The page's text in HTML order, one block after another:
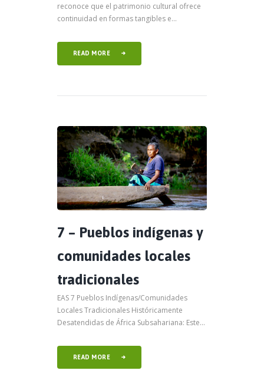
reconoce que el patrimonio cultural ofrece
continuidad en formas tangibles e...
READ MORE
7 – Pueblos indígenas y
comunidades locales
tradicionales
EAS 7 Pueblos Indígenas/Comunidades
Locales Tradicionales Históricamente
Desatendidas de África Subsahariana: Este...
READ MORE